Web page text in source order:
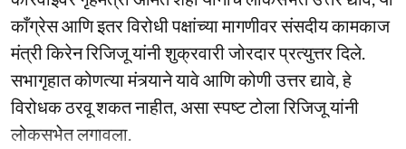
काँग्रेस आणि इतर विरोधी पक्षांच्या मागणीवर संसदीय कामकाज
मंत्री किरेन रिजिजू यांनी शुक्रवारी जोरदार प्रत्युत्तर दिले.
सभागृहात कोणत्या मंत्र्याने यावे आणि कोणी उत्तर द्यावे, हे
विरोधक ठरवू शकत नाहीत, असा स्पष्ट टोला रिजिजू यांनी
लोकसभेत लगावला.